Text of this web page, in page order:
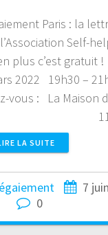
Paris : la
Self-
plus c’est
2022 19h30 –
vous : La Maison
11
LA SUITE
7
0